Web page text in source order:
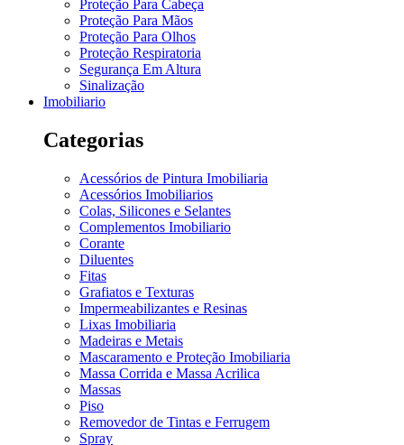
Proteção Para Cabeça
Proteção Para Mãos
Proteção Para Olhos
Proteção Respiratoria
Segurança Em Altura
Sinalização
Imobiliario
Categorias
Acessórios de Pintura Imobiliaria
Acessórios Imobiliarios
Colas, Silicones e Selantes
Complementos Imobiliario
Corante
Diluentes
Fitas
Grafiatos e Texturas
Impermeabilizantes e Resinas
Lixas Imobiliaria
Madeiras e Metais
Mascaramento e Proteção Imobiliaria
Massa Corrida e Massa Acrilica
Massas
Piso
Removedor de Tintas e Ferrugem
Spray